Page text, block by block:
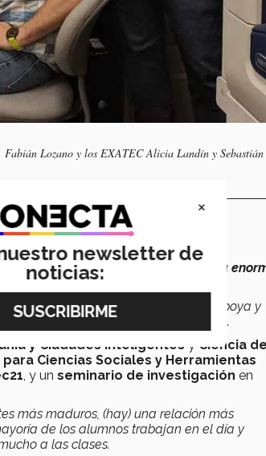
Lozano y los EXATEC Alicia Landín y Sebastián
que, a diferencia de otras
es mucho orgullo porque tiene una
con su entorno que te apoya y
ideas se concretan
comentó Ponce.
y Ciudades Inteligentes y Ciencia de
Ciencias Sociales y Herramientas
, y un seminario de investigación en
más maduros, (hay) una relación más
de los alumnos trabajan en el día y
a las clases.
×
newsletter de
noticias: